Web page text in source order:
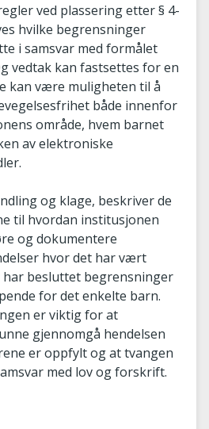
ved plassering etter § 4-
hvilke begrensninger
i samsvar med formålet
vedtak kan fastsettes for en
kan være muligheten til å
både innenfor
område, hvem barnet
av elektroniske
og klage, beskriver de
til hvordan institusjonen
og dokumentere
hvor det har vært
besluttet begrensninger
for det enkelte barn.
er viktig for at
gjennomgå hendelsen
er oppfylt og at tvangen
med lov og forskrift.